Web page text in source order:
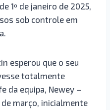
1º de janeiro de 2025,
sob controle em
esperou que o seu
totalmente
da equipa, Newey –
de março, inicialmente